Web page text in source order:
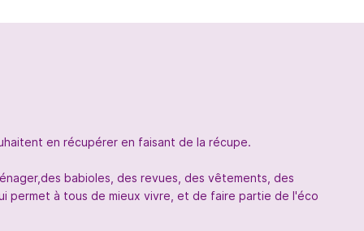
en récupérer en faisant de la récupe.
babioles, des revues, des vêtements, des
permet à tous de mieux vivre, et de faire partie de l'éco